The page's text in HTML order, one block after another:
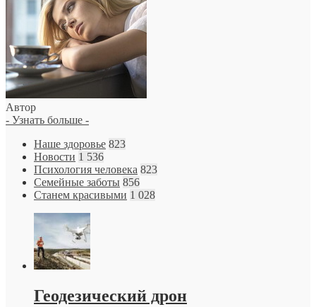
Автор
- Узнать больше -
Наше здоровье 823
Новости 1 536
Психология человека 823
Семейные заботы 856
Станем красивыми 1 028
Геодезический дрон